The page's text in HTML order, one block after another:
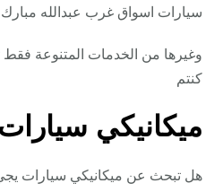
سيارات اسواق غرب عبدالله مبارك
وغيرها من الخدمات المتنوعة فقط
كنتم
ميكانيكي
هل تبحث عن ميكانيكي سيارات